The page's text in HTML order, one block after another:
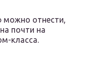
можно отнести,
почти на
класса.